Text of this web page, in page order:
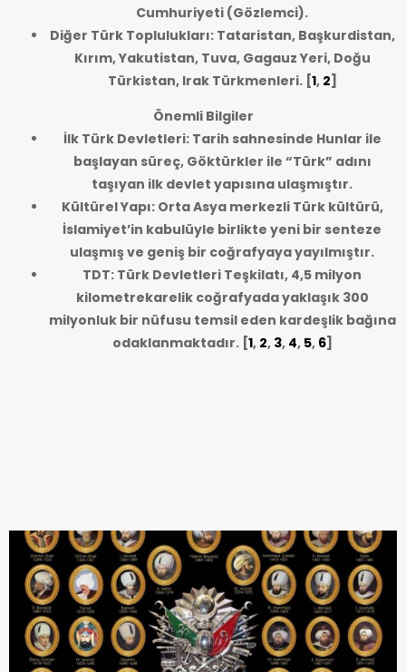
Cumhuriyeti (Gözlemci).
Diğer Türk Toplulukları: Tataristan, Başkurdistan,
Kırım, Yakutistan, Tuva, Gagauz Yeri, Doğu
Türkistan, Irak Türkmenleri.[1, 2]
Önemli Bilgiler
İlk Türk Devletleri: Tarih sahnesinde Hunlar ile
başlayan süreç, Göktürkler ile “Türk” adını
taşıyan ilk devlet yapısına ulaşmıştır.
Kültürel Yapı: Orta Asya merkezli Türk kültürü,
İslamiyet’in kabulüyle birlikte yeni bir senteze
ulaşmış ve geniş bir coğrafyaya yayılmıştır.
TDT: Türk Devletleri Teşkilatı, 4,5 milyon
kilometrekarelik coğrafyada yaklaşık 300
milyonluk bir nüfusu temsil eden kardeşlik bağına
odaklanmaktadır.[1, 2, 3, 4, 5, 6]